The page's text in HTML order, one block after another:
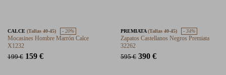
CALCE (Tallas 40-45) - 20%
Mocasines Hombre Marrón Calce
X1232
199 € 159 €
PREMIATA(Tallas 40-45) - 34%
Zapatos Castellanos Negros Premiata
32262
595 € 390 €